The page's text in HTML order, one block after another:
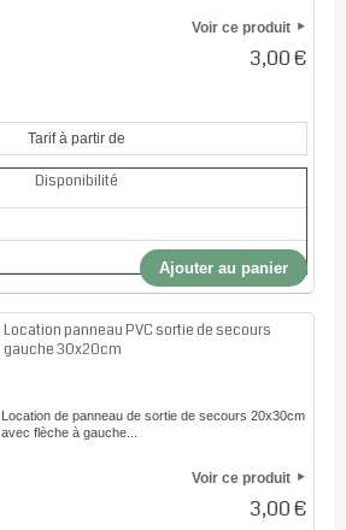
Voir ce produit
3,00 €
Tarif à partir de
Disponibilité
Ajouter au panier
Location panneau PVC sortie de secours
gauche 30x20cm
Location de panneau de sortie de secours 20x30cm
avec flèche à gauche...
Voir ce produit
3,00 €